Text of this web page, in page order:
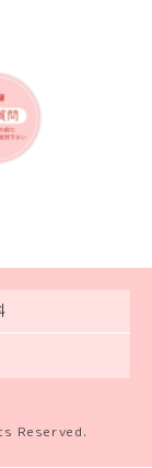
Reserved.